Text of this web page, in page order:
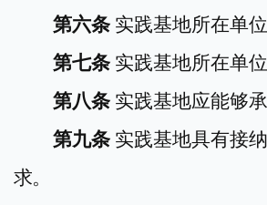
第六条 实践基地所在单
第七条 实践基地所在单位
第八条 实践基地应能够
第九条 实践基地具有接
求。